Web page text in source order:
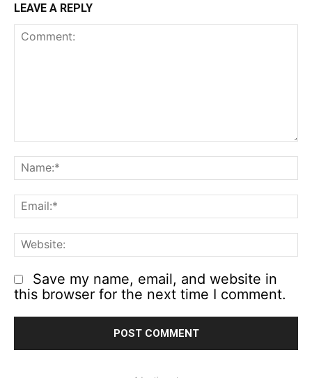
LEAVE A REPLY
Save my name, email, and website in
this browser for the next time I comment.